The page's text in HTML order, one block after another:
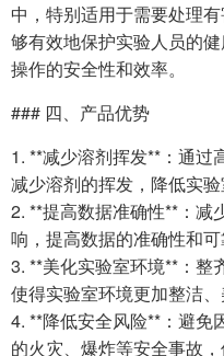
中，特别适用于需要处理
够有效地保护实验人员的
操作的安全性和效率。
### 四、产品优势
1. **减少溶剂挥发**：通过
减少溶剂的挥发，降低实验
2. **提高数据准确性**：减
响，提高数据的准确性和可
3. **美化实验室环境**：整
使得实验室环境更加整洁、
4. **降低安全风险**：避免
的火灾、爆炸等安全事故，